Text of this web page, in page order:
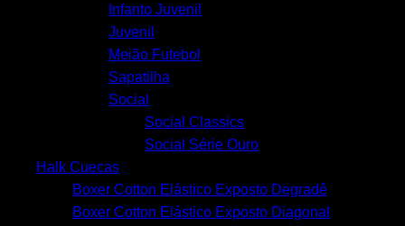
Infanto Juvenil
Juvenil
Meião Futebol
Sapatilha
Social
Social Classics
Social Série Ouro
Halk Cuecas
Boxer Cotton Elástico Exposto Degradê
Boxer Cotton Elástico Exposto Diagonal